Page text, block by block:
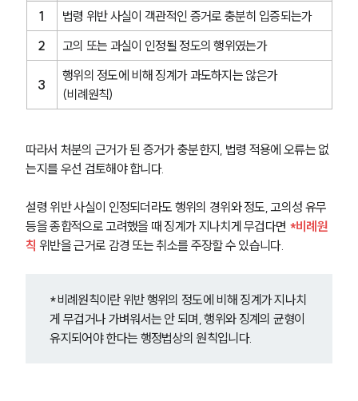
1
법령 위반 사실이 객관적인 증거로 충분히 입증되는가
2
고의 또는 과실이 인정될 정도의 행위였는가
3
행위의 정도에 비해 징계가 과도하지는 않은가
(비례원칙)
따라서 처분의 근거가 된 증거가 충분한지, 법령 적용에 오류는 없
는지를 우선 검토해야 합니다.
설령 위반 사실이 인정되더라도 행위의 경위와 정도, 고의성 유무
등을 종합적으로 고려했을 때 징계가 지나치게 무겁다면 *비례원
칙 위반을 근거로 감경 또는 취소를 주장할 수 있습니다.
*비례원칙이란 위반 행위의 정도에 비해 징계가 지나치
게 무겁거나 가벼워서는 안 되며, 행위와 징계의 균형이
유지되어야 한다는 행정법상의 원칙입니다.